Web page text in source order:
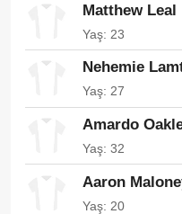
Matthew Leal
Yaş: 23
Nehemie
Yaş: 27
Amardo
Yaş: 32
Aaron
Yaş: 20